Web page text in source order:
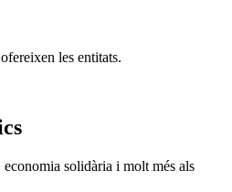
les entitats.
solidària i molt més als